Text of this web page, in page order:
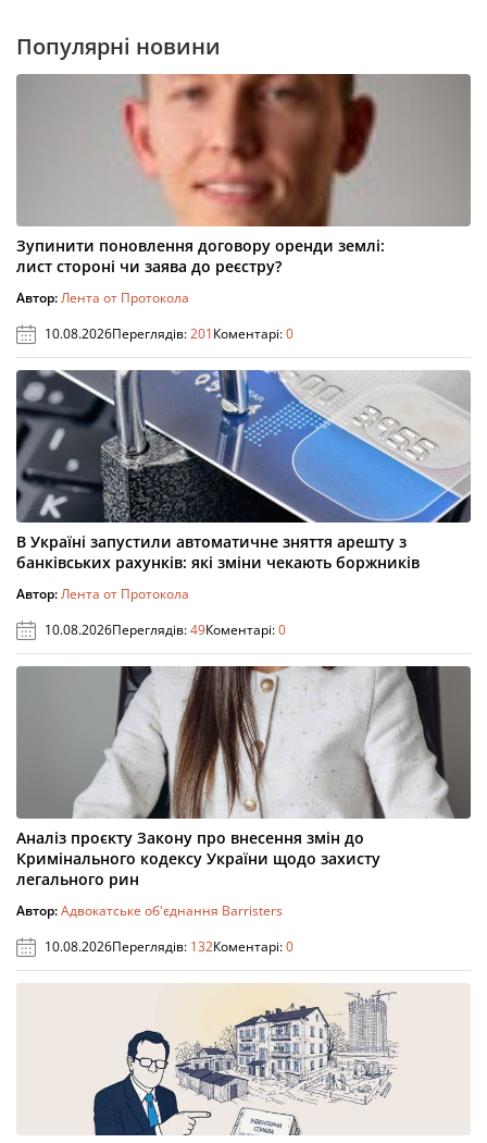
Популярні новини
Зупинити поновлення договору оренди землі:
лист стороні чи заява до реєстру?
Автор:Лента от Протокола
10.08.2026Переглядів:201Коментарі:0
В Україні запустили автоматичне зняття арешту з
банківських рахунків: які зміни чекають боржників
Автор:Лента от Протокола
10.08.2026Переглядів:49Коментарі:0
Аналіз проєкту Закону про внесення змін до
Кримінального кодексу України щодо захисту
легального рин
Автор:Адвокатське об'єднання Barristers
10.08.2026Переглядів: 132Коментарі:0